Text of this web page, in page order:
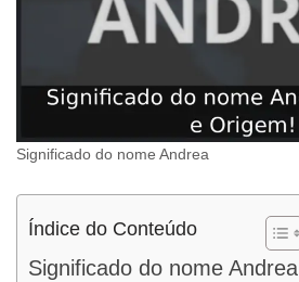
Significado do nome Andrea
Índice do Conteúdo
Significado do nome Andrea